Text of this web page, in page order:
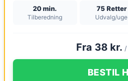
20 min.
Tilberedning
75 Retter
Udvalg/uge
Fra 38 kr.
BESTIL